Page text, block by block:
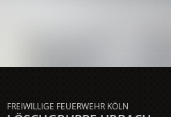
FREIWILLIGE FEUERWEHR KÖLN